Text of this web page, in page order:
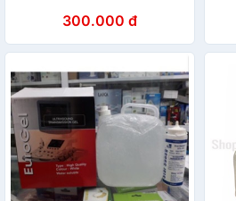
300.000 đ